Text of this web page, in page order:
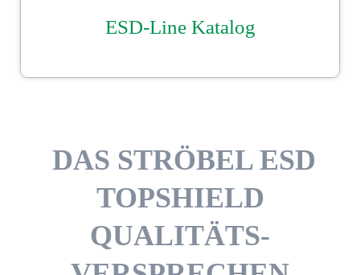
Sicher gut verpackt mit Ströbel.
DAS STRÖBEL ESD
TOPSHIELD
QUALITÄTS­